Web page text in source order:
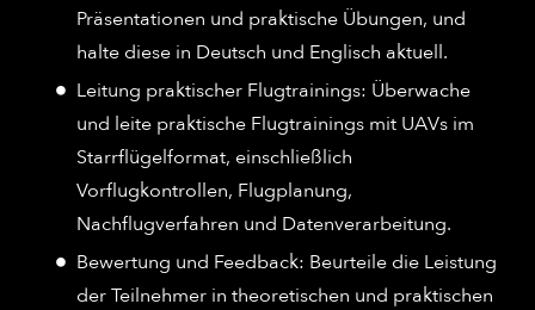
Präsentationen und praktische Übungen, und
halte diese in Deutsch und Englisch aktuell.
Leitung praktischer Flugtrainings: Überwache
und leite praktische Flugtrainings mit UAVs im
Starrflügelformat, einschließlich
Vorflugkontrollen, Flugplanung,
Nachflugverfahren und Datenverarbeitung.
Bewertung und Feedback: Beurteile die Leistung
der Teilnehmer in theoretischen und praktischen